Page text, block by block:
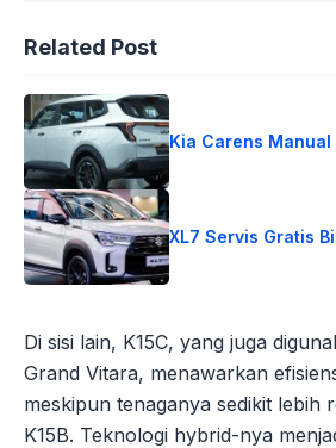
Related Post
Kia Carens
XL7 Servis Gratis
Di sisi lain, K15C, yang juga
Grand Vitara, menawarkan
meskipun tenaganya sedikit lebih
K15B. Teknologi hybrid-nya